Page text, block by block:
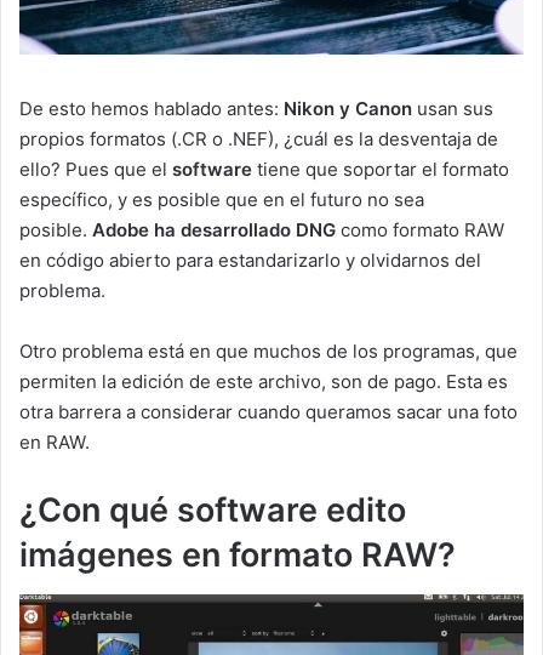
De esto hemos hablado antes: Nikon y Canon usan sus
propios formatos (.CR o .NEF), ¿cuál es la desventaja de
ello? Pues que el software tiene que soportar el formato
específico, y es posible que en el futuro no sea
posible. Adobe ha desarrollado DNG como formato RAW
en código abierto para estandarizarlo y olvidarnos del
problema.
Otro problema está en que muchos de los programas, que
permiten la edición de este archivo, son de pago. Esta es
otra barrera a considerar cuando queramos sacar una foto
en RAW.
¿Con qué software edito
imágenes en formato RAW?